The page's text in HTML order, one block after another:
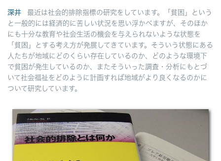
深井
最近は社会的排除指標の研究をしています。「貧困」という
と一般的には経済的に苦しい状況を思い浮かべますが、そのほか
にも十分な教育や社会生活の機会を与えられないような状態を
「貧困」とする考え方が発展してきています。そういう状態にある
人たちが地域にどのくらい存在しているのか、どのような環境下
で貧困が発生しているのか、またそういった調査・分析にもとづ
いて社会福祉をどのように計画すれば地域がより良くなるのかに
ついて研究しています。